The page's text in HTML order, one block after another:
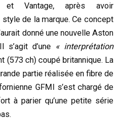
Vantage, après avoir
de la marque. Ce concept
donné une nouvelle Aston
d’une « interprétation
(573 ch) coupé britannique. La
partie réalisée en fibre de
GFMI s’est chargé de
à parier qu’une petite série